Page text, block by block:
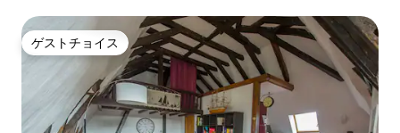
ゲストチョイス
ゲストチョイス